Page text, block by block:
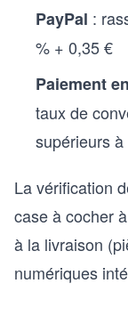
PayPal :
% + 0,35 €
Paiement
taux de
supérieurs
La vérification
case à cocher
à la livraison
numériques